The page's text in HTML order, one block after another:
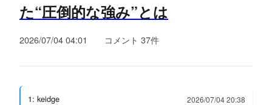
た“圧倒的な強み”とは
2026/07/04 04:01 コメント 37件
1: keidge 2026/07/04 20:38